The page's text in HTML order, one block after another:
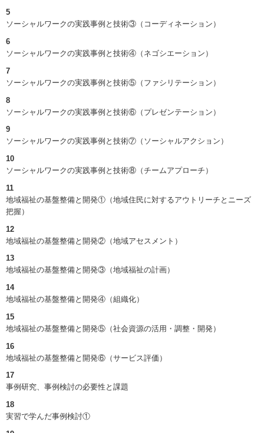
5
ソーシャルワークの実践事例と技術③（コーディネーション）
6
ソーシャルワークの実践事例と技術④（ネゴシエーション）
7
ソーシャルワークの実践事例と技術⑤（ファシリテーション）
8
ソーシャルワークの実践事例と技術⑥（プレゼンテーション）
9
ソーシャルワークの実践事例と技術⑦（ソーシャルアクション）
10
ソーシャルワークの実践事例と技術⑧（チームアプローチ）
11
地域福祉の基盤整備と開発①（地域住民に対するアウトリーチとニーズ
把握）
12
地域福祉の基盤整備と開発②（地域アセスメント）
13
地域福祉の基盤整備と開発③（地域福祉の計画）
14
地域福祉の基盤整備と開発④（組織化）
15
地域福祉の基盤整備と開発⑤（社会資源の活用・調整・開発）
16
地域福祉の基盤整備と開発⑥（サービス評価）
17
事例研究、事例検討の必要性と課題
18
実習で学んだ事例検討①